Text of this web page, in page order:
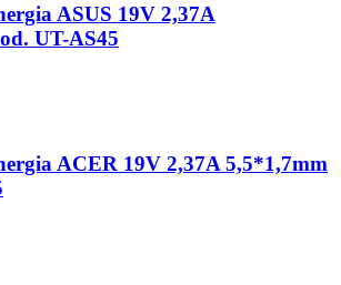
ASUS 19V 2,37A
UT-AS45
ACER 19V 2,37A 5,5*1,7mm